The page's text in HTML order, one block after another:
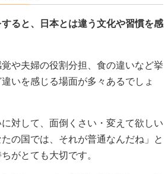
ると、日本とは違う文化や習慣を感
や夫婦の役割分担、食の違いなど挙
いを感じる場面が多々あるでしょ
対して、面倒くさい・変えて欲しい
の国では、それが普通なんだね」と
がとても大切です。